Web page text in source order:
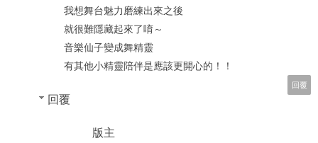
我想舞台魅力磨練出來之後
就很難隱藏起來了唷～
音樂仙子變成舞精靈
有其他小精靈陪伴是應該更開心的！！
回覆
回覆
版主